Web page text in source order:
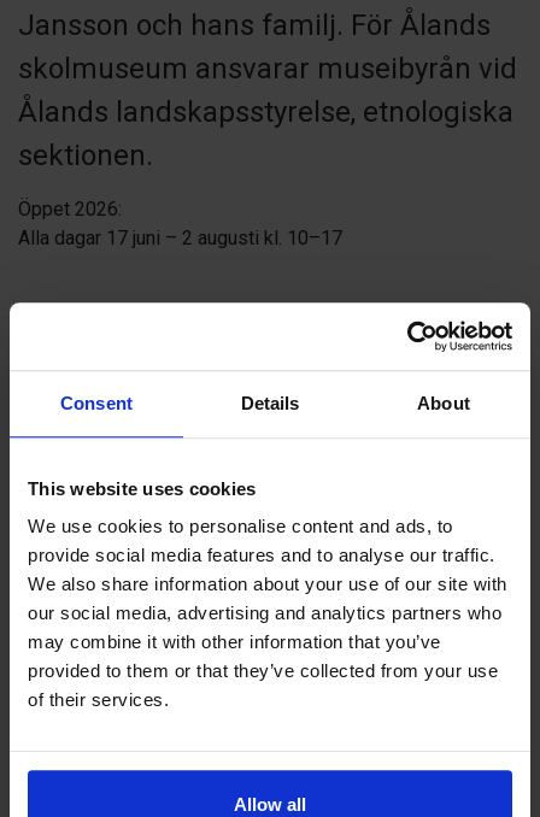
Consent Details About
This website uses cookies
We use cookies to personalise content and ads, to
provide social media features and to analyse our traffic.
We also share information about your use of our site with
our social media, advertising and analytics partners who
may combine it with other information that you’ve
provided to them or that they’ve collected from your use
of their services.
Allow all
Jansson och hans familj. För Ålands
skolmuseum ansvarar museibyrån vid
Ålands landskapsstyrelse, etnologiska
sektionen.
Öppet 2026:
Alla dagar 17 juni – 2 augusti kl. 10–17
Contact info
+358 18 25000
Visit website
Viktorsgränd 1, 22550 Vårdö
Price information
Vuxna: 2 €, barn 7–17 år, studerande och
pensionärer: 1 €. Grupper över 10 personer –20 %
rabatt om entrén betalas som en transaktion.
Resesäljare erhåller 20 % rabatt på entrépriset för
grupper mot voucher.
FRI ENTRÉ TILL MUSEET (gäller ej evenemang): Barn
0−6 år, personliga assistenter, ledsagare med